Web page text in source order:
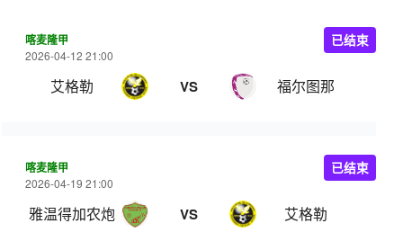
喀麦隆甲
2026-04-12 21:00
艾格勒 VS 福尔图那
已结束
喀麦隆甲
2026-04-19 21:00
雅温得加农炮 VS 艾格勒
已结束